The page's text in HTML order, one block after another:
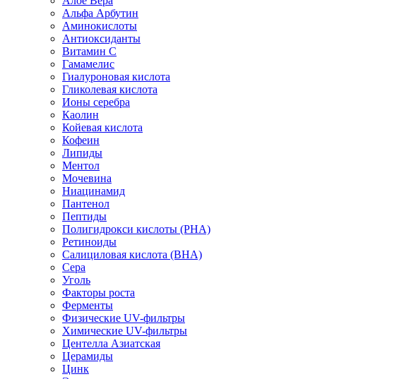
Альфа Арбутин
Аминокислоты
Антиоксиданты
Витамин С
Гамамелис
Гиалуроновая кислота
Гликолевая кислота
Ионы серебра
Каолин
Койевая кислота
Кофеин
Липиды
Ментол
Мочевина
Ниацинамид
Пантенол
Пептиды
Полигидрокси кислоты (PHA)
Ретиноиды
Салициловая кислота (BHA)
Сера
Уголь
Факторы роста
Ферменты
Физические UV-фильтры
Химические UV-фильтры
Центелла Азиатская
Церамиды
Цинк